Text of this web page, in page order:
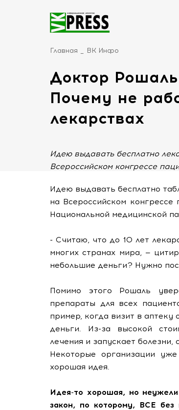
Главная ВК Инфо
Доктор
Почему не
лекарствах
Идею выдавать бесплатно
Всероссийском конгрессе
Идею выдавать бесплатно
на Всероссийском
Национальной медицинской
- Считаю, что до 10 лет
многих странах мира, —
небольшие деньги? Нужно
Помимо этого Рошаль
препараты для всех
пример, когда визит в аптеку
деньги. Из-за высокой
лечения и запускает болезни,
Некоторые организации
хорошая идея.
Идея-то хорошая, но
закон, по которому, ВСЕ